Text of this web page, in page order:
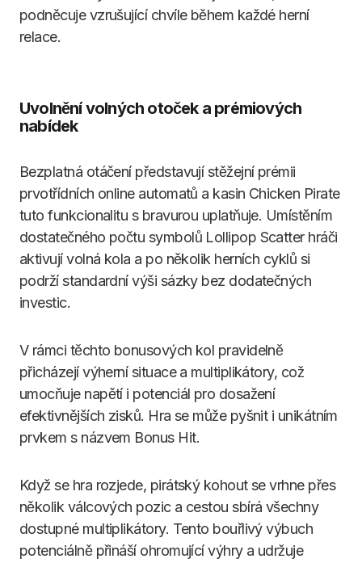
podněcuje vzrušující chvíle během každé herní
relace.
Uvolnění volných otoček a prémiových
nabídek
Bezplatná otáčení představují stěžejní prémii
prvotřídních online automatů a kasin Chicken Pirate
tuto funkcionalitu s bravurou uplatňuje. Umístěním
dostatečného počtu symbolů Lollipop Scatter hráči
aktivují volná kola a po několik herních cyklů si
podrží standardní výši sázky bez dodatečných
investic.
V rámci těchto bonusových kol pravidelně
přicházejí výherní situace a multiplikátory, což
umocňuje napětí i potenciál pro dosažení
efektivnějších zisků. Hra se může pyšnit i unikátním
prvkem s názvem Bonus Hit.
Když se hra rozjede, pirátský kohout se vrhne přes
několik válcových pozic a cestou sbírá všechny
dostupné multiplikátory. Tento bouřlivý výbuch
potenciálně přináší ohromující výhry a udržuje